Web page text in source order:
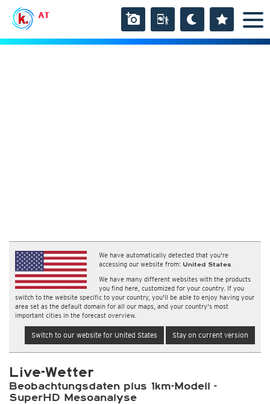
AT
We have automatically detected that you're
accessing our website from: United States
We have many different websites with the products
you find here, customized for your country. If you
switch to the website specific to your country, you'll be able to enjoy having your
area set as the default domain for all our maps, and your country's most
important cities in the forecast overview.
Switch to our website for United States Stay on current version
Live-Wetter
Beobachtungsdaten plus 1km-Modell -
SuperHD Mesoanalyse
Temperatur und Luftfeuchtigkeit
Wärmefluss, Feuchtefluss, Verdunstung
Grundschicht-Check (10-2000m)
Niederschlagssumme, 1std (mm)
Niederschlagssumme, 1std (Schnee) (mm)